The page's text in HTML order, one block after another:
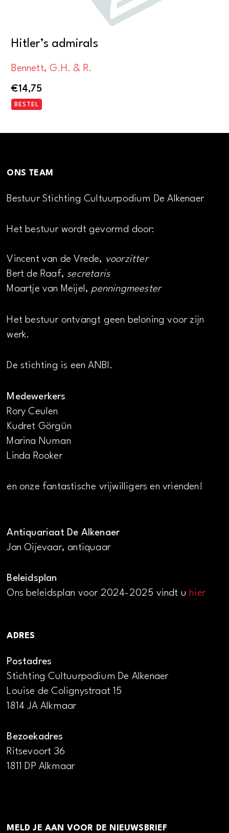
Hitler’s admirals
Bennett, G.H. & R.
€14,75
BESTEL
ONS TEAM
Bestuur Stichting Cultuurpodium De Alkenaer
Het bestuur wordt gevormd door:
Vincent van de Vrede, voorzitter
Bert de Raaf, secretaris
Maartje van Meijel, penningmeester
Het bestuur ontvangt geen beloning voor zijn
werk.
De stichting is een ANBI.
Medewerkers
Rory Ceulen
Kudret Görgün
Marina Numan
Linda Rooker
en onze fantastische vrijwilligers en vrienden!
Antiquariaat De Alkenaer
Jan Oijevaar, antiquaar
Beleidsplan
Ons beleidsplan voor 2024-2025 vindt uhier
ADRES
Postadres
Stichting Cultuurpodium De Alkenaer
Louise de Colignystraat 15
1814 JA Alkmaar
Bezoekadres
Ritsevoort 36
1811 DP Alkmaar
MELD JE AAN VOOR DE NIEUWSBRIEF